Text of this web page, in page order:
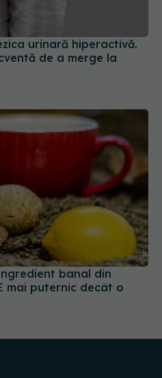
urinară hiperactivă.
de a merge la
banal din
mai puternic decât o